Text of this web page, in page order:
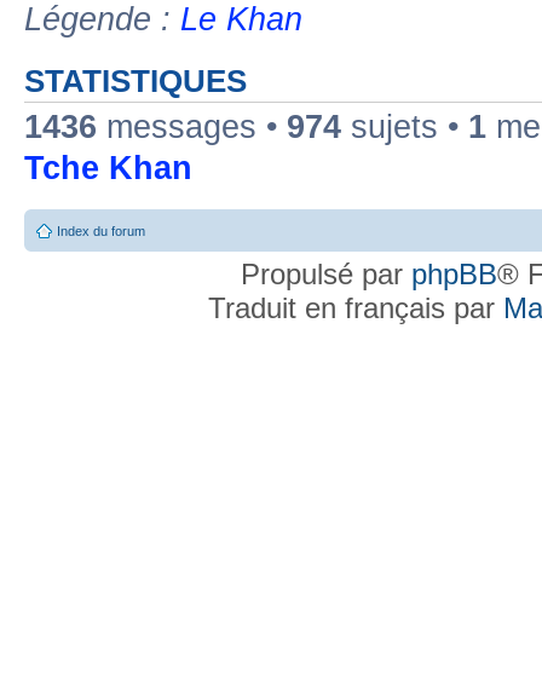
Légende : Le Khan
STATISTIQUES
1436 messages • 974 sujets • 1
Tche Khan
Index du forum
Propulsé par phpBB®
Traduit en français par